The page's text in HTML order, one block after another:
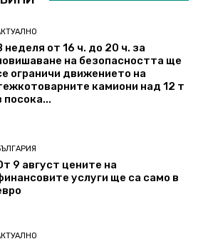
неделя от 16 ч. до 20 ч. за
на безопасността ще
ограничи движението на
камиони над 12 т
посока...
9 август цените на
услуги ще са само в